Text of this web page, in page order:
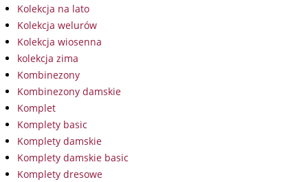
Kolekcja na lato
Kolekcja welurów
Kolekcja wiosenna
kolekcja zima
Kombinezony
Kombinezony damskie
Komplet
Komplety basic
Komplety damskie
Komplety damskie basic
Komplety dresowe